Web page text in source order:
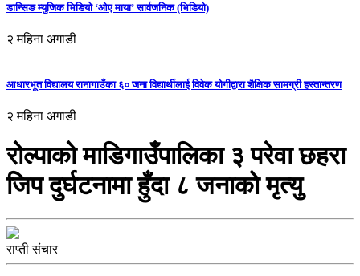
डान्सिङ म्युजिक भिडियो ‘ओए माया’ सार्वजनिक (भिडियो)
२ महिना अगाडी
आधारभूत विद्यालय रानागाउँका ६० जना विद्यार्थीलाई विवेक योगीद्वारा शैक्षिक सामग्री हस्तान्तरण
२ महिना अगाडी
रोल्पाको माडिगाउँपालिका ३ परेवा छहरा
जिप दुर्घटनामा हुँदा ८ जनाको मृत्यु
राप्ती संचार